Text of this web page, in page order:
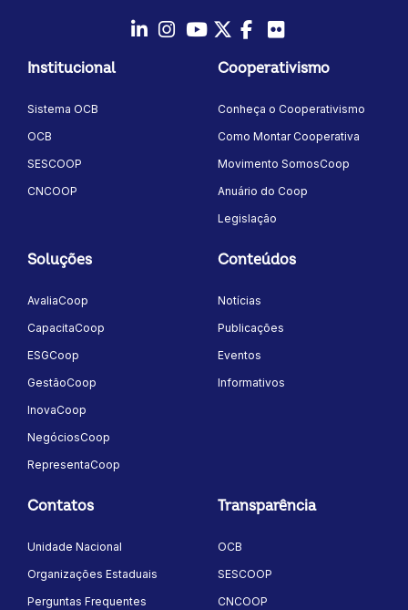
Institucional
Sistema OCB
OCB
SESCOOP
CNCOOP
Cooperativismo
Conheça o Cooperativismo
Como Montar Cooperativa
Movimento SomosCoop
Anuário do Coop
Legislação
Soluções
AvaliaCoop
CapacitaCoop
ESGCoop
GestãoCoop
InovaCoop
NegóciosCoop
RepresentaCoop
Conteúdos
Notícias
Publicações
Eventos
Informativos
Contatos
Unidade Nacional
Organizações Estaduais
Perguntas Frequentes
Transparência
OCB
SESCOOP
CNCOOP